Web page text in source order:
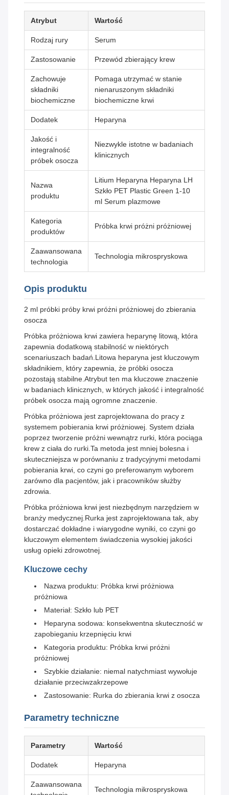
Atrybut Wartość
Rodzaj rury Serum
Zastosowanie Przewód zbierający krew
Zachowuje
składniki
biochemiczne
Pomaga utrzymać w stanie
nienaruszonym składniki
biochemiczne krwi
Dodatek Heparyna
Jakość i
integralność
próbek osocza
Niezwykle istotne w badaniach
klinicznych
Nazwa
produktu
Litium Heparyna Heparyna LH
Szkło PET Plastic Green 1-10
ml Serum plazmowe
Kategoria
produktów
Próbka krwi próżni próżniowej
Zaawansowana
technologia
Technologia mikrospryskowa
Opis produktu
2 ml próbki próby krwi próżni próżniowej do zbierania
osocza
Próbka próżniowa krwi zawiera heparynę litową, która
zapewnia dodatkową stabilność w niektórych
scenariuszach badań.Litowa heparyna jest kluczowym
składnikiem, który zapewnia, że próbki osocza
pozostają stabilne.Atrybut ten ma kluczowe znaczenie
w badaniach klinicznych, w których jakość i integralność
próbek osocza mają ogromne znaczenie.
Próbka próżniowa jest zaprojektowana do pracy z
systemem pobierania krwi próżniowej. System działa
poprzez tworzenie próżni wewnątrz rurki, która pociąga
krew z ciała do rurki.Ta metoda jest mniej bolesna i
skuteczniejsza w porównaniu z tradycyjnymi metodami
pobierania krwi, co czyni go preferowanym wyborem
zarówno dla pacjentów, jak i pracowników służby
zdrowia.
Próbka próżniowa krwi jest niezbędnym narzędziem w
branży medycznej.Rurka jest zaprojektowana tak, aby
dostarczać dokładne i wiarygodne wyniki, co czyni go
kluczowym elementem świadczenia wysokiej jakości
usług opieki zdrowotnej.
Kluczowe cechy
Nazwa produktu: Próbka krwi próżniowa
próżniowa
Materiał: Szkło lub PET
Heparyna sodowa: konsekwentna skuteczność w
zapobieganiu krzepnięciu krwi
Kategoria produktu: Próbka krwi próżni
próżniowej
Szybkie działanie: niemal natychmiast wywołuje
działanie przeciwzakrzepowe
Zastosowanie: Rurka do zbierania krwi z osocza
Parametry techniczne
Parametry Wartość
Dodatek Heparyna
Zaawansowana
Technologia mikrospryskowa